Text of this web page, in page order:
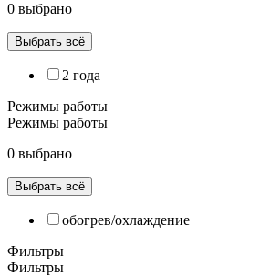
0 выбрано
Выбрать всё
2 года
Режимы работы
Режимы работы
0 выбрано
Выбрать всё
обогрев/охлаждение
Фильтры
Фильтры